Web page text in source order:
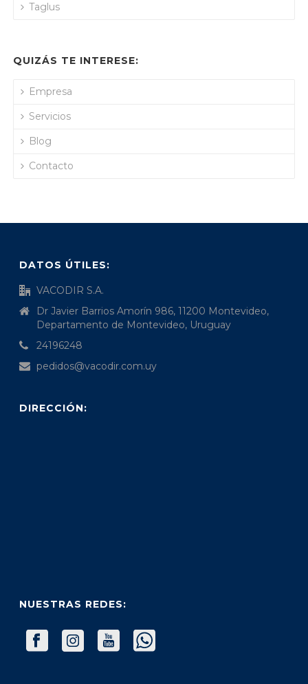
Taglus
QUIZÁS TE INTERESE:
Empresa
Servicios
Blog
Contacto
DATOS ÚTILES:
VACODIR S.A.
Dr Javier Barrios Amorín 986, 11200 Montevideo,
Departamento de Montevideo, Uruguay
24196248
pedidos@vacodir.com.uy
DIRECCIÓN:
NUESTRAS REDES: